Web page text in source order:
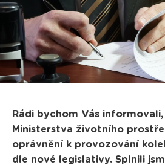
Rádi bychom Vás informovali,
Ministerstva životního
oprávnění k provozování
dle nové legislativy. Splnili